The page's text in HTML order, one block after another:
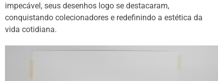
impecável, seus desenhos logo se destacaram,
conquistando colecionadores e redefinindo a estética da
vida cotidiana.